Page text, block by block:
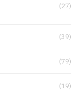
(27)
(39)
(79)
(19)